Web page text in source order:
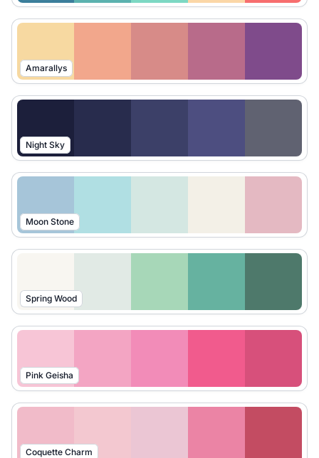
Amarallys
Night Sky
Moon Stone
Spring Wood
Pink Geisha
Coquette Charm